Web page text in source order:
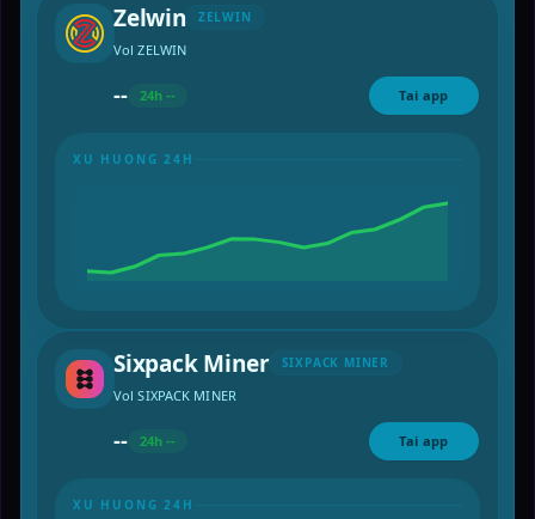
Zelwin ZELWIN
Vol ZELWIN
-- 24h -- Tai app
XU HUONG 24H
Sixpack Miner SIXPACK MINER
Vol SIXPACK MINER
-- 24h -- Tai app
XU HUONG 24H